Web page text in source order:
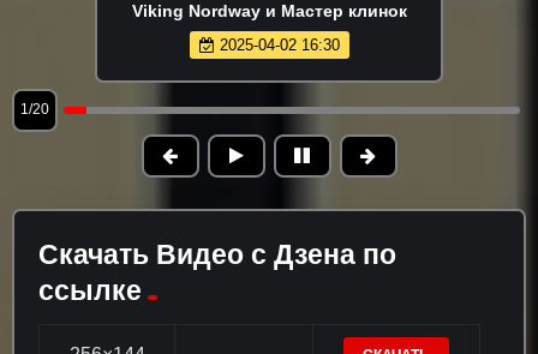
Viking Nordway и Мастер клинок
2025-04-02 16:30
1/20
Скачать Видео с Дзена по
ссылке